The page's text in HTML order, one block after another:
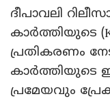
ദീപാവലി
കാര്‍ത്തിയുടെ
പ്രതികരണം
കാര്‍ത്തിയുടെ
പ്രമേയവും